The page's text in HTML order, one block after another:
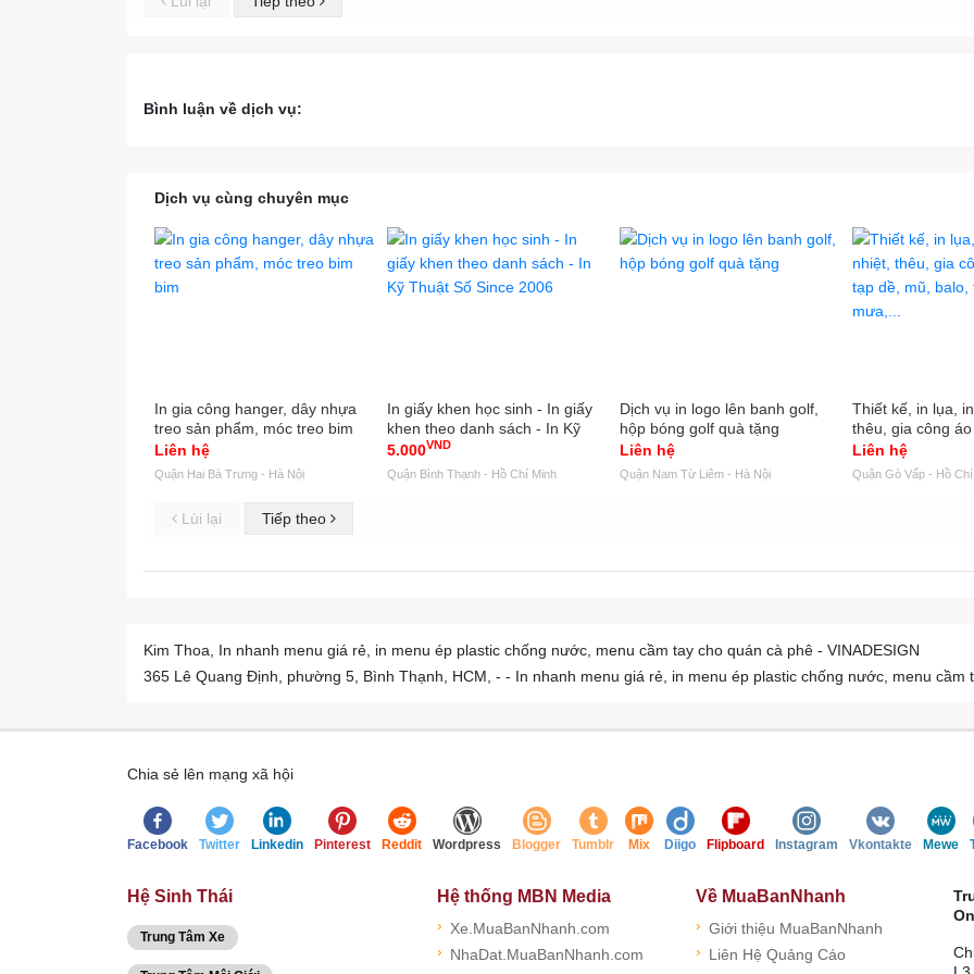
Bình luận về dịch vụ:
Dịch vụ cùng chuyên mục
In gia công hanger, dây nhựa
treo sản phẩm, móc treo bim
bim
Liên hệ
Quận Hai Bà Trưng - Hà Nội
In giấy khen học sinh - In giấy
khen theo danh sách - In Kỹ
Thuật Số Since 2006
5.000VND
Quận Bình Thạnh - Hồ Chí Minh
Dịch vụ in logo lên banh golf,
hộp bóng golf quà tặng
Liên hệ
Quận Nam Từ Liêm - Hà Nội
Thiết kế, in lụa,
thêu, gia công
mũ, balo, túi
Liên hệ
Quận Gò Vấp - Hồ
Lùi lại Tiếp theo
Kim Thoa, In nhanh menu giá rẻ, in menu ép plastic chống nước, menu cầm tay cho quán cà phê - VINADESIGN
365 Lê Quang Định, phường 5, Bình Thạnh, HCM, - - In nhanh menu giá rẻ, in menu ép plastic chống nước, menu cầm
Chia sẻ lên mạng xã hội
Facebook Twitter Linkedin Pinterest Reddit Wordpress Blogger Tumblr Mix Diigo Flipboard Instagram Vkontakte Mewe
Hệ Sinh Thái
Trung Tâm Xe
Hệ thống MBN Media
› Xe.MuaBanNhanh.com
› NhaDat.MuaBanNhanh.com
Về MuaBanNhanh
› Giới thiệu MuaBanNhanh
› Liên Hệ Quảng Cáo